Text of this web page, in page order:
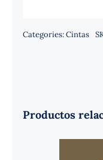
Categories:Cintas
Productos